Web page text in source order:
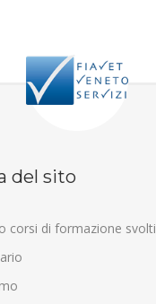
del sito
corsi di formazione svolti